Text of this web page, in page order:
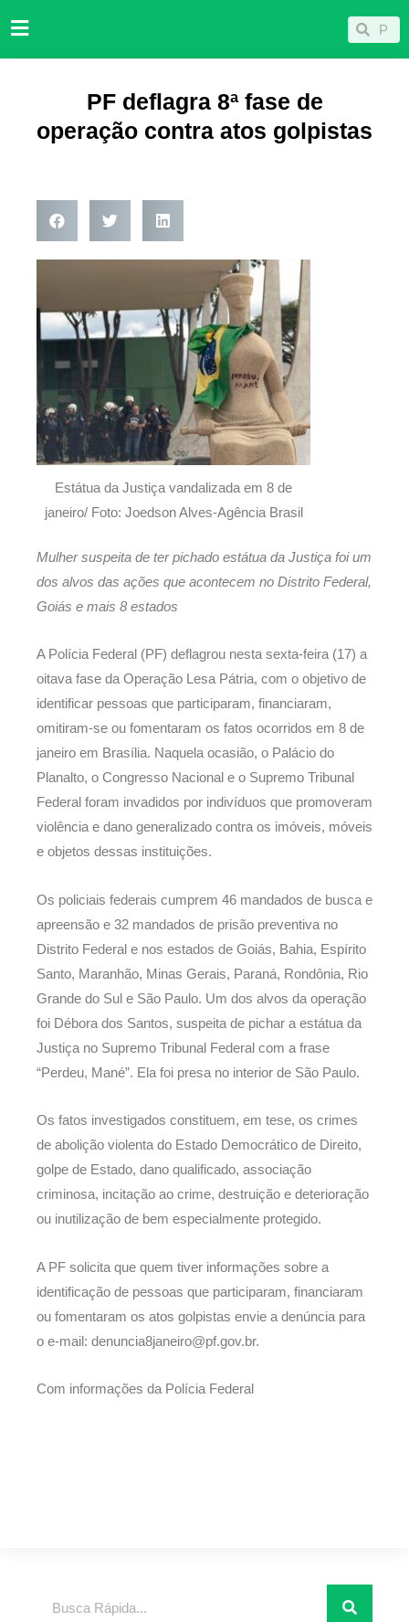
para
Pesquisar
PF deflagra 8ª fase de
operação contra atos golpistas
Estátua da Justiça vandalizada em 8 de
janeiro/ Foto: Joedson Alves-Agência Brasil
Mulher suspeita de ter pichado estátua da Justiça foi um
dos alvos das ações que acontecem no Distrito Federal,
Goiás e mais 8 estados
A Polícia Federal (PF) deflagrou nesta sexta-feira (17) a
oitava fase da Operação Lesa Pátria, com o objetivo de
identificar pessoas que participaram, financiaram,
omitiram-se ou fomentaram os fatos ocorridos em 8 de
janeiro em Brasília. Naquela ocasião, o Palácio do
Planalto, o Congresso Nacional e o Supremo Tribunal
Federal foram invadidos por indivíduos que promoveram
violência e dano generalizado contra os imóveis, móveis
e objetos dessas instituições.
Os policiais federais cumprem 46 mandados de busca e
apreensão e 32 mandados de prisão preventiva no
Distrito Federal e nos estados de Goiás, Bahia, Espírito
Santo, Maranhão, Minas Gerais, Paraná, Rondônia, Rio
Grande do Sul e São Paulo. Um dos alvos da operação
foi Débora dos Santos, suspeita de pichar a estátua da
Justiça no Supremo Tribunal Federal com a frase
“Perdeu, Mané”. Ela foi presa no interior de São Paulo.
Os fatos investigados constituem, em tese, os crimes
de abolição violenta do Estado Democrático de Direito,
golpe de Estado, dano qualificado, associação
criminosa, incitação ao crime, destruição e deterioração
ou inutilização de bem especialmente protegido.
A PF solicita que quem tiver informações sobre a
identificação de pessoas que participaram, financiaram
ou fomentaram os atos golpistas envie a denúncia para
o e-mail: denuncia8janeiro@pf.gov.br.
Com informações da Polícia Federal